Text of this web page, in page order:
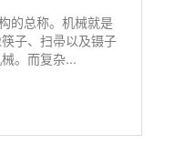
的总称。机械就是
子、扫帚以及镊子
。而复杂...